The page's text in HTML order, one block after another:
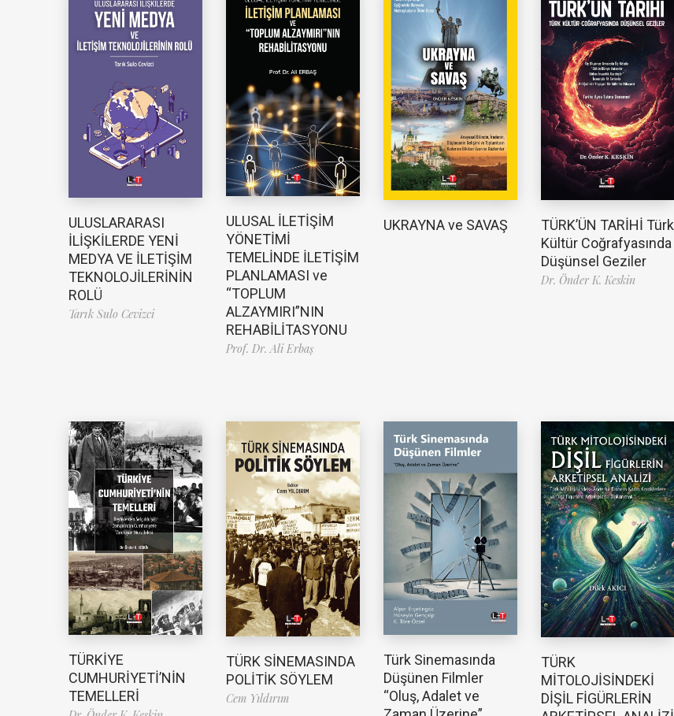
ULUSLARARASI
İLİŞKİLERDE YENİ
MEDYA VE İLETİŞİM
TEKNOLOJİLERİNİN
ROLÜ
Tarık Sulo Cevizci
ULUSAL İLETİŞİM
YÖNETİMİ
TEMELİNDE İLETİŞİM
PLANLAMASI ve
“TOPLUM
ALZAYMIRI”NIN
REHABİLİTASYONU
Prof. Dr. Ali Erbaş
UKRAYNA ve SAVAŞ
TÜRK’ÜN TARİHİ Türk
Kültür Coğrafyasında
Düşünsel Geziler
Dr. Önder K. Keskin
TÜRKİYE
CUMHURİYETİ’NİN
TEMELLERİ
TÜRK SİNEMASINDA
POLİTİK SÖYLEM
Cem Yıldırım
Türk Sinemasında
Düşünen Filmler
“Oluş, Adalet ve
TÜRK
MİTOLOJİSİNDEKİ
DİŞİL FİGÜRLERİN